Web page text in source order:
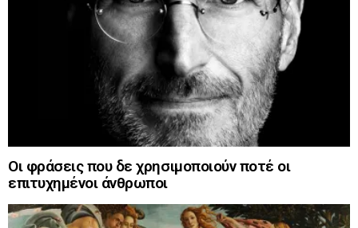
Οι φράσεις που δε χρησιμοποιούν ποτέ οι
επιτυχημένοι άνθρωποι